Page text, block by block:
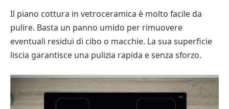
Il piano cottura in vetroceramica è molto facile da
pulire. Basta un panno umido per rimuovere
eventuali residui di cibo o macchie. La sua superficie
liscia garantisce una pulizia rapida e senza sforzo.